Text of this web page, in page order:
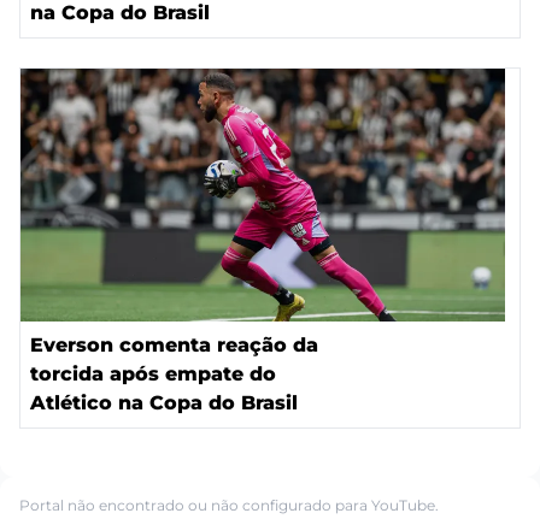
na Copa do Brasil
Everson comenta reação da
torcida após empate do
Atlético na Copa do Brasil
Portal não encontrado ou não configurado para YouTube.